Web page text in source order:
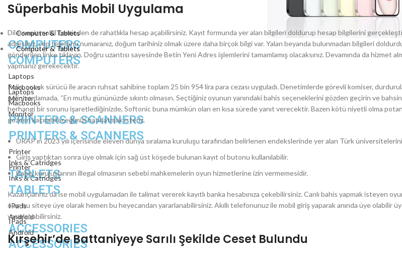
Computer & Tablets
COMPUTERS
Laptops
Macbooks
Monitor
PRINTERS & SCANNERS
Printer
Inks & Catridges
TABLETS
IPads
Android
ACCESSORIES
Computer & Tablets
COMPUTERS
Laptops
Macbooks
Monitor
PRINTERS & SCANNERS
Printer
Inks & Catridges
TABLETS
IPads
Android
ACCESSORIES
Süperbahis Mobil Uygulama
Dilerseniz mobil üzerinden de rahatlıkla hesap açabilirsiniz. Kayıt formunda yer alan bilgileri doldurup hesap bilgilerini
adresiniz, cep telefonu numaranız, doğum tarihiniz olmak üzere daha birçok bilgi var. Yalan beyanda bulunmadan bilgileri
gönderilen linke tıklayın. Doğru uzantısı sayesinde Betin Yeni Adres işlemlerini tamamlamış olacaksınız. Devamında da hizmet
yapmanız gerekecektir.
Polis, çocuk sürücü ile aracın ruhsat sahibine toplam 25 bin 954 lira para cezası uyguladı. Denetimlerde görevli komiser,
gelin ve damada, “En mutlu gününüzde sıkıntı olmasın. Seçtiğiniz oyunun yanındaki bahis seçeneklerini gözden geçirin ve
herhangi bir sorunu işaretlediğinizde, Softonic buna mümkün olan en kısa sürede yanıt verecektir. Bazen kötü niyetli olma
gözden kaçırabileceğimizi hatırlatmak isteriz.
URAP’ın 2023 yılı içerisinde eleven dünya sıralama kuruluşu tarafından belirlenen endekslerinde yer alan Türk üniversitelerinin
Giriş yaptıktan sonra üye olmak için sağ üst köşede bulunan kayıt ol butonu kullanılabilir.
Bahis kuruluşlarının illegal olmasının sebebi mahkemelerin oyun hizmetlerine izin vermemesidir.
Kazançlarınız da ise mobil uygulamadan ile talimat vererek kayıtlı banka hesabınıza çekebilirsiniz. Canlı bahis yapmak isteyen
olan bu siteye üye olarak hemen bu heyecandan yararlanabilirsiniz. Akıllı telefonunuz ile mobil giriş yaparak anında üye olabilir
yararlanabilirsiniz.
Kırşehir’de Battaniyeye Sarılı Şekilde Ceset Bulundu